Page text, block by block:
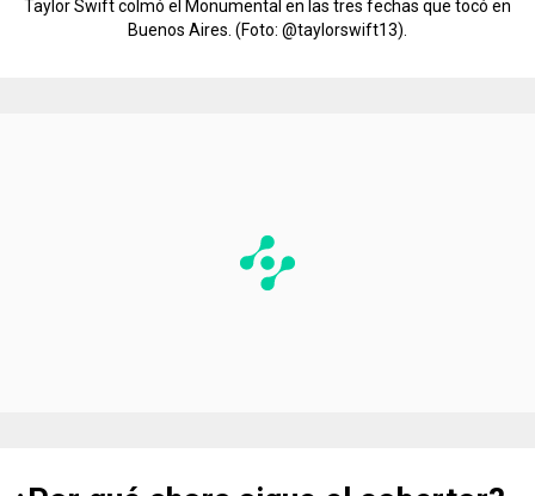
Taylor Swift colmó el Monumental en las tres fechas que tocó en
Buenos Aires. (Foto: @taylorswift13).